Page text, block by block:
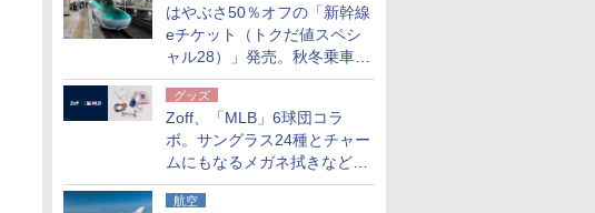
はやぶさ50％オフの「新幹線
eチケット（トクだ値スペシ
ャル28）」発売。秋冬乗車
分、えきねっと限定
グッズ
Zoff、「MLB」6球団コラ
ボ。サングラス24種とチャー
ムにもなるメガネ拭きなど雑
貨24種
航空